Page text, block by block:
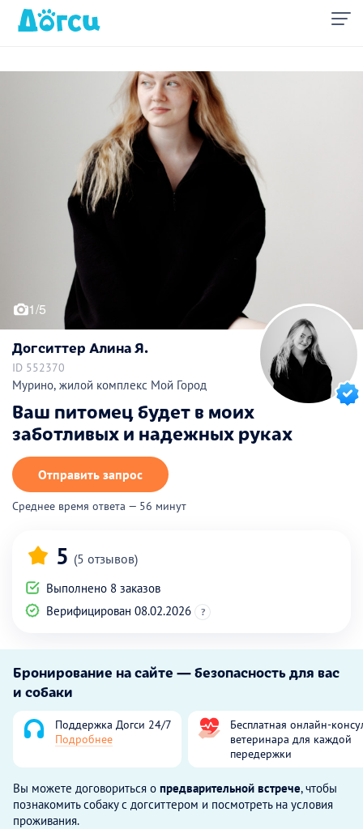
1/5
Догситтер Алина Я.
ID 552370
Мурино, жилой комплекс Мой Город
Ваш питомец будет в моих
заботливых и надежных руках
Отправить запрос
Среднее время ответа — 56 минут
5 (5 отзывов)
Выполнено 8 заказов
Верифицирован 08.02.2026
?
Бронирование на сайте — безопасность для вас
и собаки
Поддержка Догси 24/7
Подробнее
Бесплатная онлайн-
ветеринара для каждой
передержки
Вы можете договориться о предварительной встрече, чтобы
познакомить собаку с догситтером и посмотреть на условия
проживания.